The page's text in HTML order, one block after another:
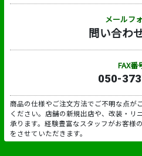
メールフ
問い合わ
FAX番
050-
商品の仕様やご注文方法でご不明な点が
ください。店舗の新規出店や、改装・リ
承ります。経験豊富なスタッフがお客様
をさせていただきます。